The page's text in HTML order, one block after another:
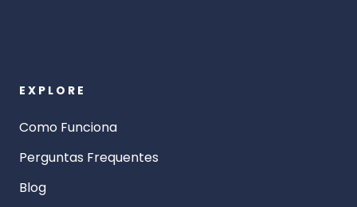
EXPLORE
Como Funciona
Perguntas Frequentes
Blog